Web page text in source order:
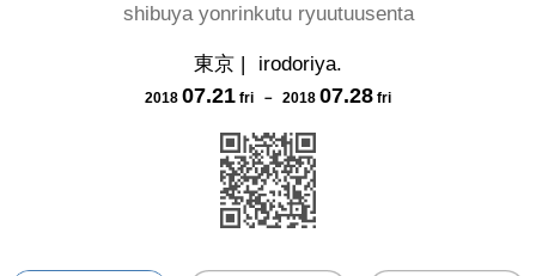
shibuya yonrinkutu ryuutuusenta
東京 | irodoriya.
2018 07.21 fri － 2018 07.28 fri